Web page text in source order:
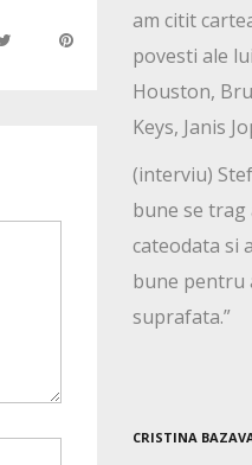
am citit
povesti ale
Houston,
Keys, Janis
(interviu)
bune se trag
cateodata si
bune pentru
suprafata.”
CRISTINA